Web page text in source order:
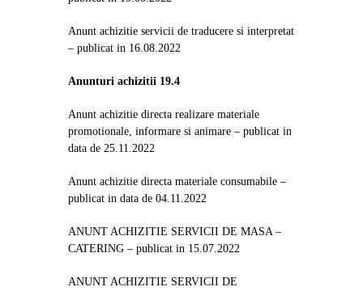
Anunt achizitie servicii de traducere si interpretat
– publicat in 16.08.2022
Anunturi achizitii 19.4
Anunt achizitie directa realizare materiale
promotionale, informare si animare – publicat in
data de 25.11.2022
Anunt achizitie directa materiale consumabile –
publicat in data de 04.11.2022
ANUNT ACHIZITIE SERVICII DE MASA –
CATERING – publicat in 15.07.2022
ANUNT ACHIZITIE SERVICII DE